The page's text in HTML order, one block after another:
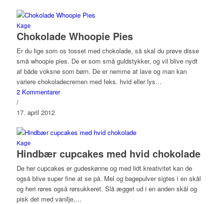
Kage
Chokolade Whoopie Pies
Er du lige som os tosset med chokolade, så skal du prøve disse
små whoopie pies. De er som små guldstykker, og vil blive nydt
af både voksne som børn. De er nemme at lave og man kan
variere chokoladecremen med feks. hvid eller lys…
2 Kommentarer
/
17. april 2012
Kage
Hindbær cupcakes med hvid chokolade
De her cupcakes er gudeskønne og med lidt kreativitet kan de
også blive super fine at se på. Mel og bagepulver sigtes i en skål
og heri røres også rørsukkeret. Slå ægget ud i en anden skål og
pisk det med vanilje,…